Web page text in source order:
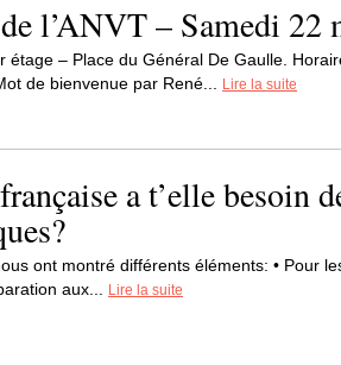
l’ANVT – Samedi 22
– Place du Général De Gaulle.
de bienvenue par René...
Lire la suite
a t’elle besoin
ont montré différents éléments: • Pour
aux...
Lire la suite